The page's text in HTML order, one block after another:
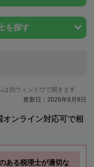
を探す
別ウィンドウで開きます
更新日：2026年8月9日
ンライン対応可で相
ある税理士が適切な